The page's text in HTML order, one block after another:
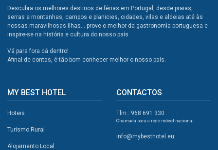
Descubra os melhores destinos de férias em Portugal, desde praias,
serras e montanhas, campos e planicies, cidades, vilas e aldeias até às
nossas maravilhosas ilhas... prove o melhor da gastronomia portuguesa e
inspire-se na história e cultura do nosso país.
Vá para fora cá dentro!
Afinal de contas, é tão bom conhecer melhor o nosso país.
MY BEST HOTEL
Hoteis
Turismo Rural
Alojamento Local
CONTACTOS
Tlm.: 968 691 330
Chamada para a rede móvel nacional
info@mybesthotel.eu